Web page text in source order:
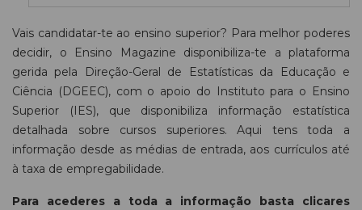
Vais candidatar-te ao ensino superior? Para melhor poderes
decidir, o Ensino Magazine disponibiliza-te a plataforma
gerida pela Direção-Geral de Estatísticas da Educação e
Ciência (DGEEC), com o apoio do Instituto para o Ensino
Superior (IES), que disponibiliza informação estatística
detalhada sobre cursos superiores. Aqui tens toda a
informação desde as médias de entrada, aos currículos até
à taxa de empregabilidade.
Para acederes a toda a informação basta clicares